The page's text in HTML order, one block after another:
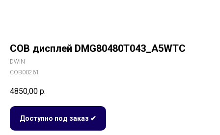
COB дисплей DMG80480T043_A5WTC
DWIN
COB00261
4850,00 р.
Доступно под заказ ✔